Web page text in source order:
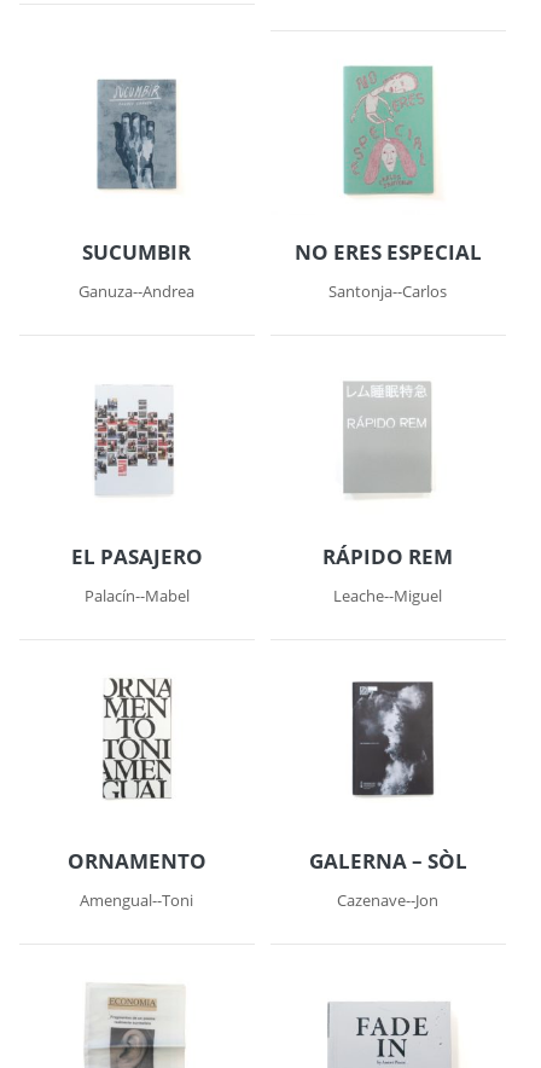
SUCUMBIR
Ganuza--Andrea
NO ERES ESPECIAL
Santonja--Carlos
EL PASAJERO
Palacín--Mabel
RÁPIDO REM
Leache--Miguel
ORNAMENTO
Amengual--Toni
GALERNA – SÒL
Cazenave--Jon